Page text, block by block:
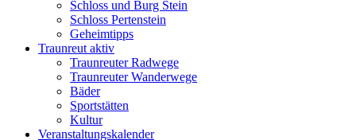
Schloss und Burg Stein
Schloss Pertenstein
Geheimtipps
Traunreut aktiv
Traunreuter Radwege
Traunreuter Wanderwege
Bäder
Sportstätten
Kultur
Veranstaltungskalender